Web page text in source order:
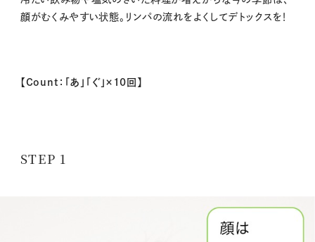
顔がむくみやすい状態。リンパの流れをよくしてデトックスを！
【Count：「あ」「ぐ」×10回】
STEP 1